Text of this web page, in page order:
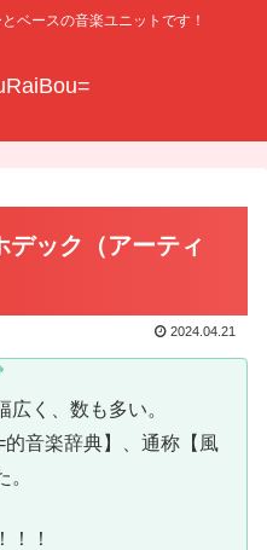
ベースの音楽ユニットです！
デック（アーティ
2024.04.21
く、数も多い。
音楽辞典】、通称【風
！！